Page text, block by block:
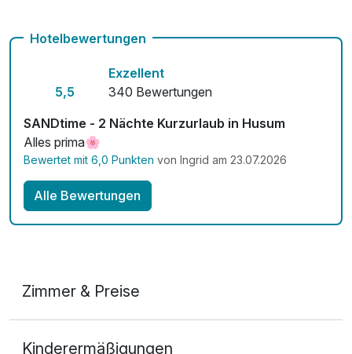
Mit Hotelbar
Hotelbewertungen
5,5
Exzellent
340 Bewertungen
SANDtime - 2 Nächte Kurzurlaub in Husum
Alles prima🌸
Bewertet mit 6,0 Punkten von Ingrid am 23.07.2026
Alle Bewertungen
Zimmer & Preise
2 Erwachsene
Kinderermäßigungen